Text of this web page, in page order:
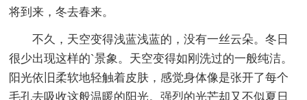
将到来，冬去春来。
不久，天空变得浅蓝浅蓝的，没有一丝云朵。冬日
很少出现这样的`景象。天空变得如刚洗过的一般纯洁。
阳光依旧柔软地轻触着皮肤，感觉身体像是张开了每个
毛孔去吸收这般温暖的阳光。强烈的光芒却又不似夏日